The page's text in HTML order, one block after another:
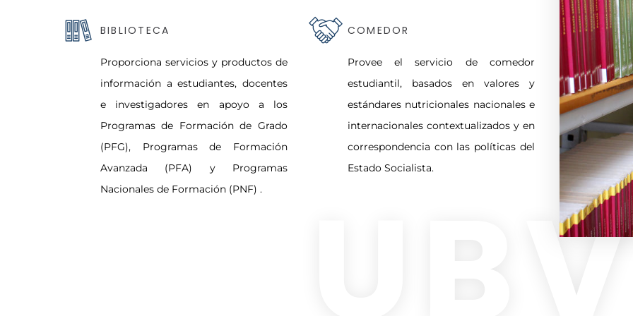
BIBLIOTECA
Proporciona servicios y productos de
información a estudiantes, docentes
e investigadores en apoyo a los
Programas de Formación de Grado
(PFG), Programas de Formación
Avanzada (PFA) y Programas
Nacionales de Formación (PNF) .
COMEDOR
Provee el servicio de comedor
estudiantil, basados en valores y
estándares nutricionales nacionales e
internacionales contextualizados y en
correspondencia con las políticas del
Estado Socialista.